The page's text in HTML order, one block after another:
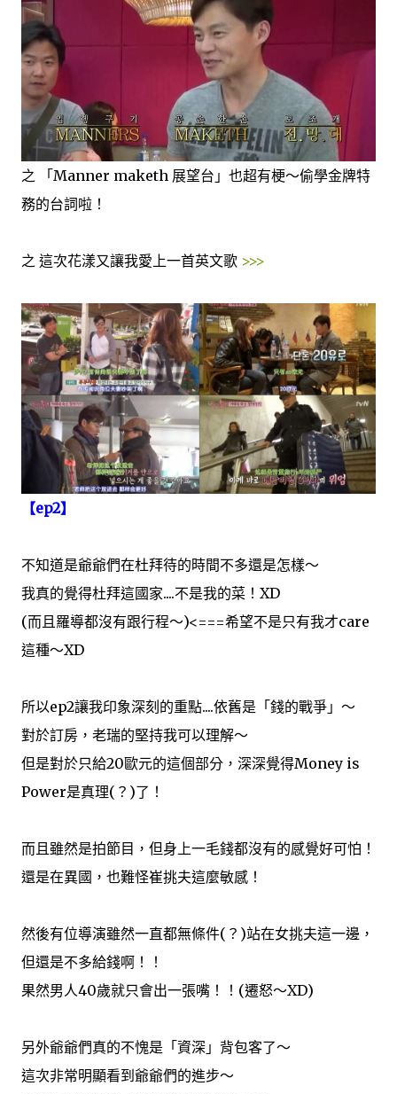
之 「Manner maketh 展望台」也超有梗～偷學金牌特
務的台詞啦！
之 這次花漾又讓我愛上一首英文歌 >>>
【ep2】
不知道是爺爺們在杜拜待的時間不多還是怎樣～
我真的覺得杜拜這國家....不是我的菜！XD
(而且羅導都沒有跟行程～)<===希望不是只有我才care
這種～XD
所以ep2讓我印象深刻的重點....依舊是「錢的戰爭」～
對於訂房，老瑞的堅持我可以理解～
但是對於只給20歐元的這個部分，深深覺得Money is
Power是真理(？)了！
而且雖然是拍節目，但身上一毛錢都沒有的感覺好可怕！
還是在異國，也難怪崔挑夫這麼敏感！
然後有位導演雖然一直都無條件(？)站在女挑夫這一邊，
但還是不多給錢啊！！
果然男人40歲就只會出一張嘴！！(遷怒～XD)
另外爺爺們真的不愧是「資深」背包客了～
這次非常明顯看到爺爺們的進步～